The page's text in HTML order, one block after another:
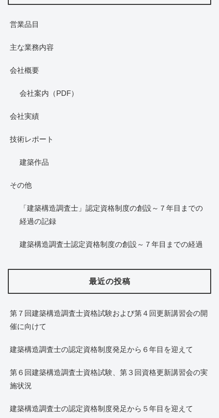
営業品目
主な業務内容
会社概要
会社案内（PDF）
会社実績
技術レポート
建築作品
その他
「建築構造調査士」認定資格制度の創設～７年目までの
経過の記録
建築構造調査士認定資格制度の創設～７年目までの経過
最近の投稿
第７回建築構造調査士資格試験および第４回更新講習会の開
催に向けて
建築構造調査士の認定資格制度発足から６年目を迎えて
第６回建築構造調査士資格試験、第３回資格更新講習会の実
施状況
建築構造調査士の認定資格制度発足から５年目を迎えて